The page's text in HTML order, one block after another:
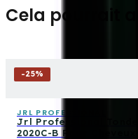
Cela pourrait
-25%
JRL PROFESSIONAL
Jrl Professional
2020C-B Pour Cheveux